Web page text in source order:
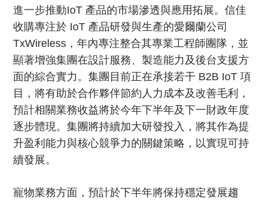
進一步推動IoT 產品的市場滲透與應用拓展。信佳
收購專注於 IoT 產品研發與生產的愛爾蘭公司
TxWireless，年內專注整合其專業工程師團隊，並
顯著增強集團在設計服務、製造能力及後台支援方
面的綜合實力。集團目前正在承接若干 B2B IoT 項
目，將有助於合作夥伴節約人力成本及改善毛利，
預計相關業務收益將於今年下半年及下一財政年度
逐步體現。集團將持續加大研發投入，將其作為提
升盈利能力與核心競爭力的關鍵策略，以實現可持
續發展。
寵物業務方面，預計於下半年將保持穩定發展趨